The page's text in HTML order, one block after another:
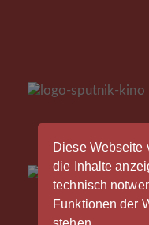
Diese Webseite
die Inhalte
technisch
Funktionen der